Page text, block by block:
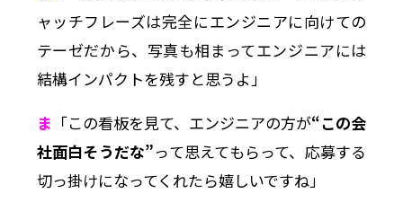
ャッチフレーズは完全にエンジニアに向けての
テーゼだから、写真も相まってエンジニアには
結構インパクトを残すと思うよ」
ま 「この看板を見て、エンジニアの方が“この会
社面白そうだな”って思えてもらって、応募する
切っ掛けになってくれたら嬉しいですね」